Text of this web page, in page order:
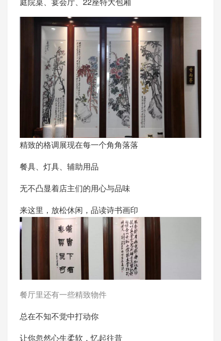
精致的格调展现在每一个角角落落
餐具、灯具、辅助用品
无不凸显着店主们的用心与品味
来这里，放松休闲，品读诗书画印
餐厅里还有一些精致物件
总在不知不觉中打动你
让你忽然心生柔软，忆起往昔